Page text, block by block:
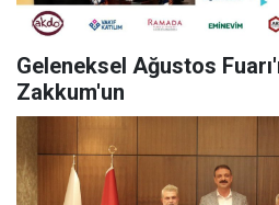
Geleneksel Ağustos
Zakkum'un